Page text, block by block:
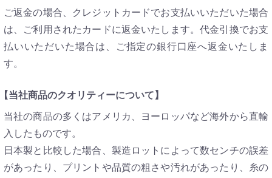
ご返金の場合、クレジットカードでお支払いいただいた場合
は、ご利用されたカードに返金いたします。代金引換でお支
払いいただいた場合は、ご指定の銀行口座へ返金いたしま
す。
当社商品のクオリティーについて】
当社の商品の多くはアメリカ、ヨーロッパなど海外から直輸
入したものです。
日本製と比較した場合、製造ロットによって数センチの誤差
があったり、プリントや品質の粗さや汚れがあったり、糸の